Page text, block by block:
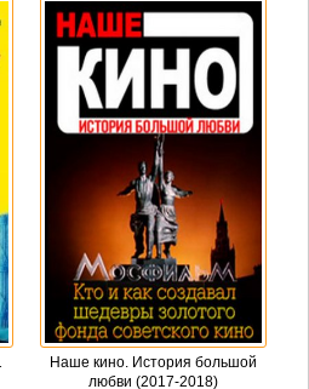
Наше кино. История большой
любви (2017-2018)